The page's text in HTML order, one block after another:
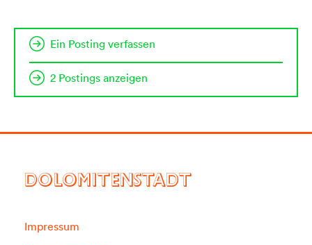
Ein Posting verfassen
2 Postings anzeigen
DOLOMITENSTADT
Impressum